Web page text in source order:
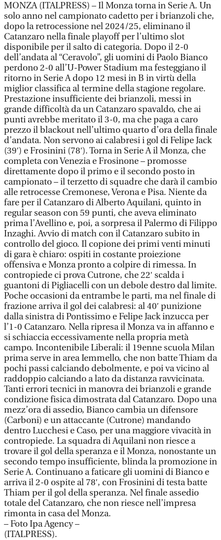
MONZA (ITALPRESS) – Il Monza torna in Serie A. Un
solo anno nel campionato cadetto per i brianzoli che,
dopo la retrocessione nel 2024/25, eliminano il
Catanzaro nella finale playoff per l’ultimo slot
disponibile per il salto di categoria. Dopo il 2-0
dell’andata al “Ceravolo”, gli uomini di Paolo Bianco
perdono 2-0 all’U-Power Stadium ma festeggiano il
ritorno in Serie A dopo 12 mesi in B in virtù della
miglior classifica al termine della stagione regolare.
Prestazione insufficiente dei brianzoli, messi in
grande difficoltà da un Catanzaro spavaldo, che ai
punti avrebbe meritato il 3-0, ma che paga a caro
prezzo il blackout nell’ultimo quarto d’ora della finale
d’andata. Non servono ai calabresi i gol di Felipe Jack
(39′) e Frosinini (78′). Torna in Serie A il Monza, che
completa con Venezia e Frosinone – promosse
direttamente dopo il primo e il secondo posto in
campionato – il terzetto di squadre che darà il cambio
alle retrocesse Cremonese, Verona e Pisa. Niente da
fare per il Catanzaro di Alberto Aquilani, quinto in
regular season con 59 punti, che aveva eliminato
prima l’Avellino e, poi, a sorpresa il Palermo di Filippo
Inzaghi. Avvio di match con il Catanzaro subito in
controllo del gioco. Il copione dei primi venti minuti
di gara è chiaro: ospiti in costante proiezione
offensiva e Monza pronto a colpire di rimessa. In
contropiede ci prova Cutrone, che 22′ scalda i
guantoni di Pigliacelli con un debole destro dal limite.
Poche occasioni da entrambe le parti, ma nel finale di
frazione arriva il gol dei calabresi: al 40′ punizione
dalla sinistra di Pontissimo e Felipe Jack inzucca per
l’1-0 Catanzaro. Nella ripresa il Monza va in affanno e
si schiaccia eccessivamente nella propria metà
campo. Incontenibile Liberali: il 19enne scuola Milan
prima serve in area Iemmello, che non batte Thiam da
pochi passi calciando debolmente, e poi va vicino al
raddoppio calciando a lato da distanza ravvicinata.
Tanti errori tecnici in manovra dei brianzoli e grande
condizione fisica dimostrata dal Catanzaro. Dopo una
mezz’ora di assedio, Bianco cambia un difensore
(Carboni) e un attaccante (Cutrone) mandando
dentro Lucchesi e Caso, per una maggiore vivacità in
contropiede. La squadra di Aquilani non riesce a
trovare il gol della speranza e il Monza, nonostante un
secondo tempo insufficiente, blinda la promozione in
Serie A. Continuano a faticare gli uomini di Bianco e
arriva il 2-0 ospite al 78′, con Frosinini di testa batte
Thiam per il gol della speranza. Nel finale assedio
totale del Catanzaro, che non riesce nell’impresa
rimonta in casa del Monza.
– Foto Ipa Agency –
(ITALPRESS).